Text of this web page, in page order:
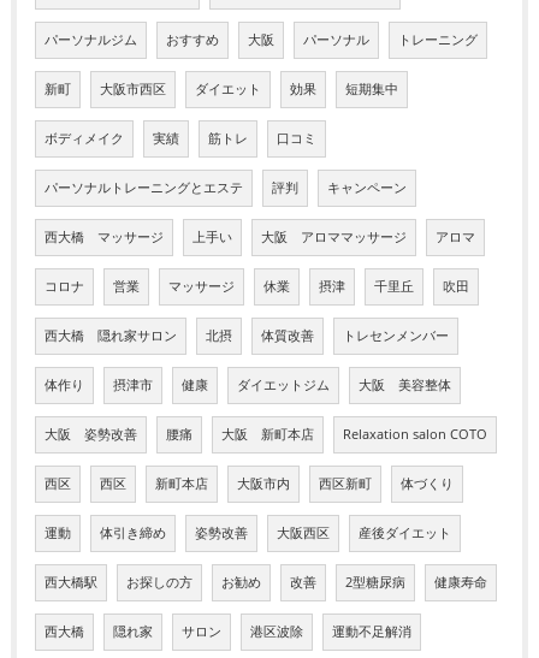
パーソナルジム おすすめ 大阪 パーソナル トレーニング
新町 大阪市西区 ダイエット 効果 短期集中
ボディメイク 実績 筋トレ 口コミ
パーソナルトレーニングとエステ 評判 キャンペーン
西大橋 マッサージ 上手い 大阪 アロママッサージ アロマ
コロナ 営業 マッサージ 休業 摂津 千里丘 吹田
西大橋 隠れ家サロン 北摂 体質改善 トレセンメンバー
体作り 摂津市 健康 ダイエットジム 大阪 美容整体
大阪 姿勢改善 腰痛 大阪 新町本店 Relaxation salon COTO
西区 西区 新町本店 大阪市内 西区新町 体づくり
運動 体引き締め 姿勢改善 大阪西区 産後ダイエット
西大橋駅 お探しの方 お勧め 改善 2型糖尿病 健康寿命
西大橋 隠れ家 サロン 港区波除 運動不足解消